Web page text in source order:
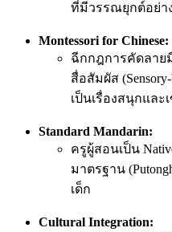
ที่มีวรรณยุกต์อย่า
Montessori for Chinese:
ฉีกกฎการคัดลาย
สื่อสัมผัส
เป็นเรื่องสนุกและ
Standard Mandarin:
ครูผู้สอนเป็น
มาตรฐาน
เด็ก
Cultural Integration: